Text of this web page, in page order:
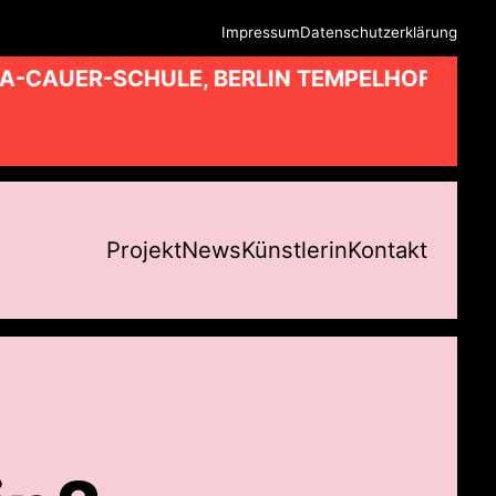
ImpressumDatenschutzerklärung
SCHULE, BERLIN TEMPELHOF //
ProjektNewsKünstlerinKontakt